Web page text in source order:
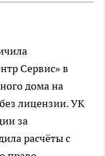
Сервис» в
дома на
лицензии. УК
за
расчёты с